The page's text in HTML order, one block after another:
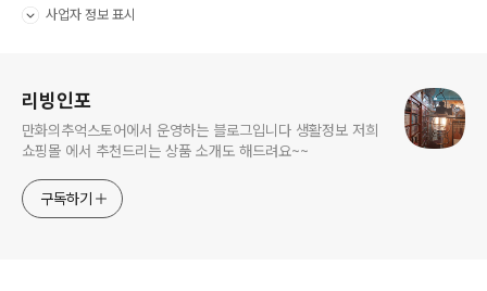
사업자 정보 표시
리빙인포
만화의추억스토어에서 운영하는 블로그입니다 생활정보 저희
쇼핑몰 에서 추천드리는 상품 소개도 해드려요~~
구독하기